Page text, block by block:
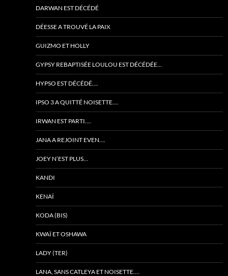
DARWAN EST DÉCÉDÉ
DÉESSE A TROUVÉ LA PAIX
GUIZMO ET HOLLY
GYPSY REBAPTISÉE LOULOU EST DÉCÉDÉE…
HYPSO EST DÉCÉDÉ….
IPSO 3 A QUITTÉ NOISETTE….
IRWAN EST PARTI….
JANA A REJOINT EVEN….
JOEY N’EST PLUS…
KANDI
KENAÏ
KODA (BIS)
KWAÏ ET OSHAWA
LADY (TER)
LANA, SANS CATLEYA ET NOISETTE….